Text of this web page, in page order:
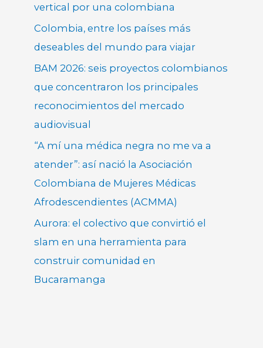
vertical por una colombiana
Colombia, entre los países más
deseables del mundo para viajar
BAM 2026: seis proyectos colombianos
que concentraron los principales
reconocimientos del mercado
audiovisual
“A mí una médica negra no me va a
atender”: así nació la Asociación
Colombiana de Mujeres Médicas
Afrodescendientes (ACMMA)
Aurora: el colectivo que convirtió el
slam en una herramienta para
construir comunidad en
Bucaramanga